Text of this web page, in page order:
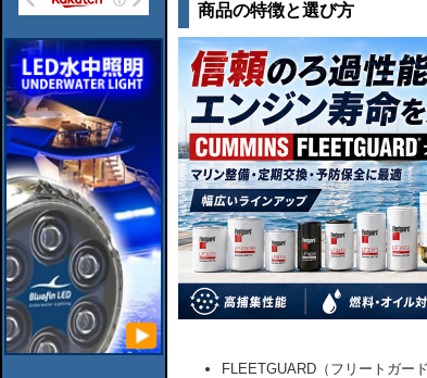
商品の特徴と選び方
FLEETGUARD（フリートガー